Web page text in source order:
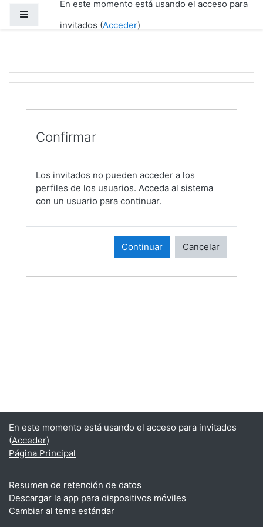
Salta al contenido principalEn este momento está usando el acceso para
invitados (Acceder)
Confirmar
Los invitados no pueden acceder a los
perfiles de los usuarios. Acceda al sistema
con un usuario para continuar.
Continuar Cancelar
En este momento está usando el acceso para invitados
(Acceder)
Página Principal
Resumen de retención de datos
Descargar la app para dispositivos móviles
Cambiar al tema estándar